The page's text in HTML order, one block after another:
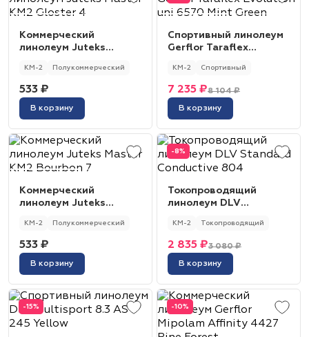
Коммерческий
линолеум Juteks
КМ-2 Полукоммерческий
533 ₽
В корзину
Спортивный линолеум
Gerflor Taraflex
Green
КМ-2 Спортивный
8 104 ₽
7 235 ₽
В корзину
Коммерческий
линолеум Juteks
КМ-2 Полукоммерческий
533 ₽
В корзину
-8%
Токопроводящий
линолеум DLV
804
КМ-2 Токопроводящий
3 080 ₽
2 835 ₽
В корзину
-15% -10%